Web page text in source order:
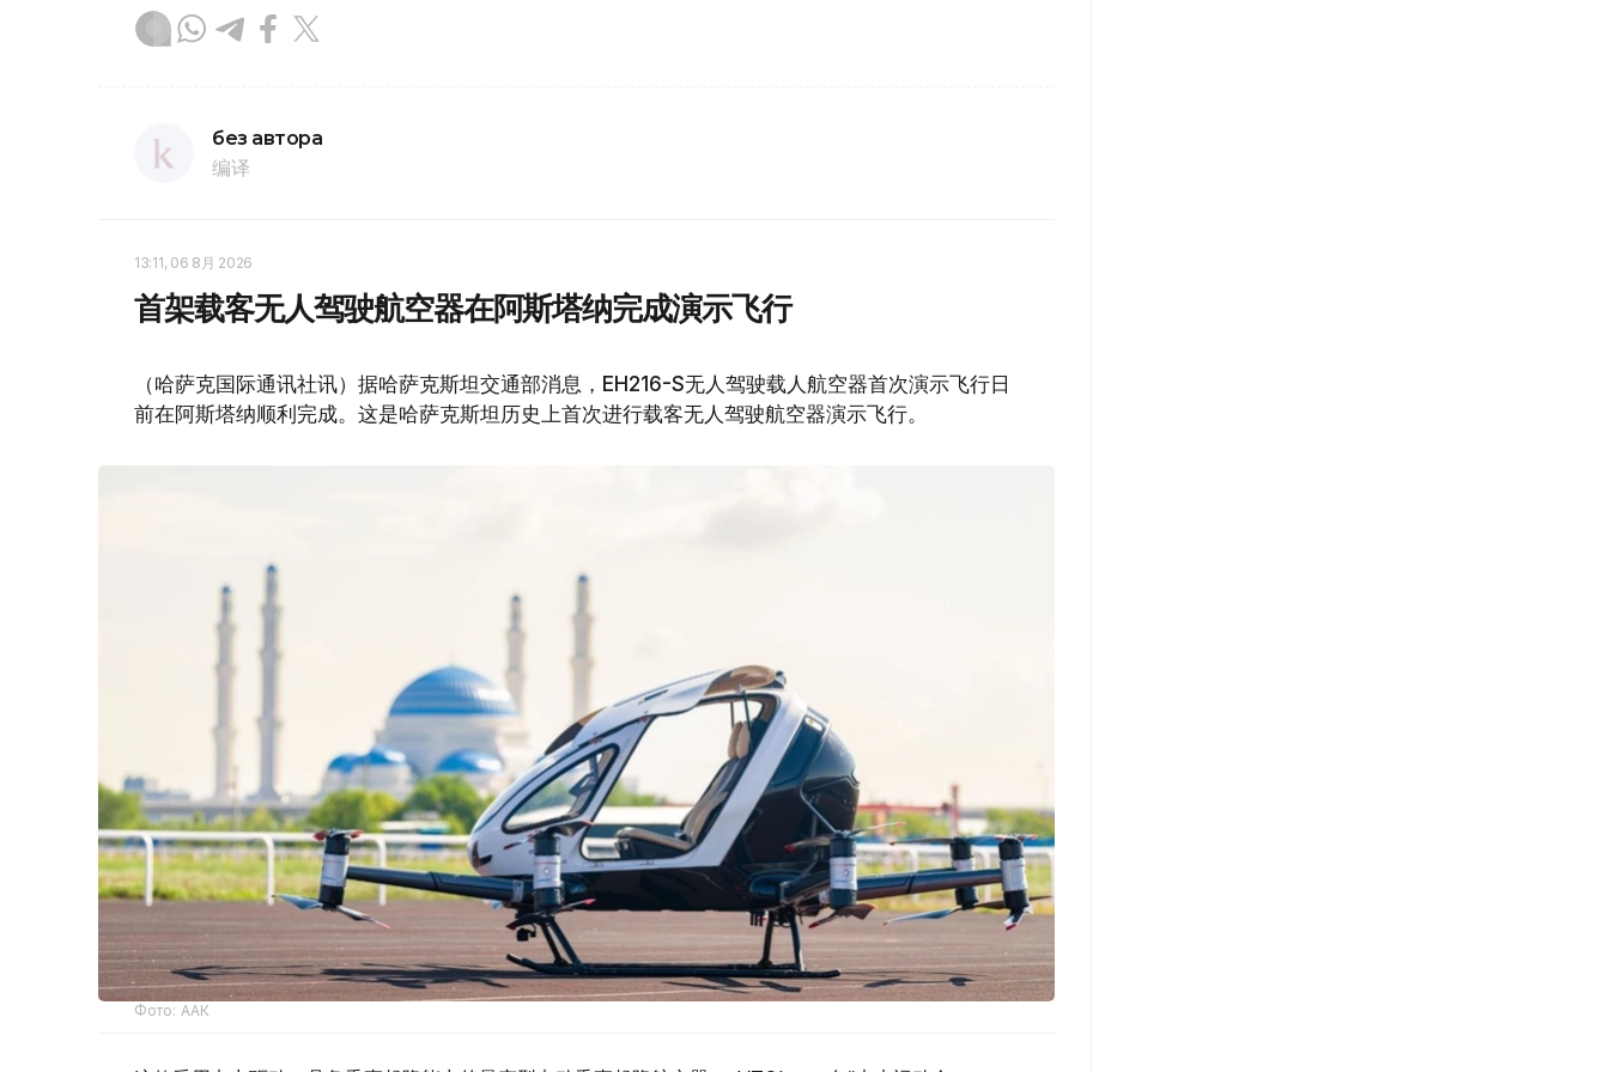
без автора
编译
13:11, 06 8月 2026
首架载客无人驾驶航空器在阿斯塔纳完成演示飞行
（哈萨克国际通讯社讯）据哈萨克斯坦交通部消息，EH216-S无人驾驶载人航空器首次演示飞行日
前在阿斯塔纳顺利完成。这是哈萨克斯坦历史上首次进行载客无人驾驶航空器演示飞行。
Фото: ААК